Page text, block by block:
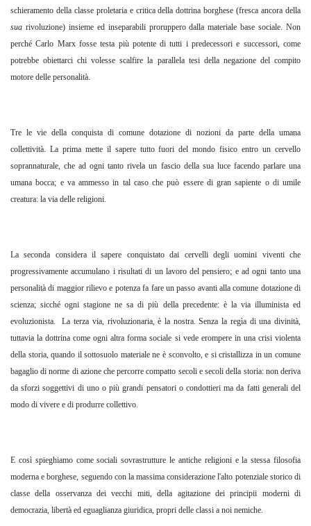
schieramento della classe proletaria e critica della dottrina borghese (fresca ancora della
sua rivoluzione) insieme ed inseparabili proruppero dalla materiale base sociale. Non
perché Carlo Marx fosse testa più potente di tutti i predecessori e successori, come
potrebbe obiettarci chi volesse scalfire la parallela tesi della negazione del compito
motore delle personalità.
Tre le vie della conquista di comune dotazione di nozioni da parte della umana
collettività. La prima mette il sapere tutto fuori del mondo fisico entro un cervello
soprannaturale, che ad ogni tanto rivela un fascio della sua luce facendo parlare una
umana bocca; e va ammesso in tal caso che può essere di gran sapiente o di umile
creatura: la via delle religioni.
La seconda considera il sapere conquistato dai cervelli degli uomini viventi che
progressivamente accumulano i risultati di un lavoro del pensiero; e ad ogni tanto una
personalità di maggior rilievo e potenza fa fare un passo avanti alla comune dotazione di
scienza; sicché ogni stagione ne sa di più della precedente: è la via illuminista ed
evoluzionista. La terza via, rivoluzionaria, è la nostra. Senza la regìa di una divinità,
tuttavia la dottrina come ogni altra forma sociale si vede erompere in una crisi violenta
della storia, quando il sottosuolo materiale ne è sconvolto, e si cristallizza in un comune
bagaglio di norme di azione che percorre compatto secoli e secoli della storia: non deriva
da sforzi soggettivi di uno o più grandi pensatori o condottieri ma da fatti generali del
modo di vivere e di produrre collettivo.
E così spieghiamo come sociali sovrastrutture le antiche religioni e la stessa filosofia
moderna e borghese, seguendo con la massima considerazione l'alto potenziale storico di
classe della osservanza dei vecchi miti, della agitazione dei principii moderni di
democrazia, libertà ed eguaglianza giuridica, propri delle classi a noi nemiche.